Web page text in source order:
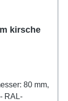
kirsche
80 mm,
RAL-